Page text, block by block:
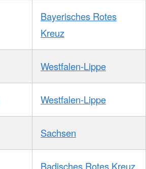
Bayerisches Rotes
Kreuz
Westfalen-Lippe
Westfalen-Lippe
Sachsen
Badisches Rotes Kreuz